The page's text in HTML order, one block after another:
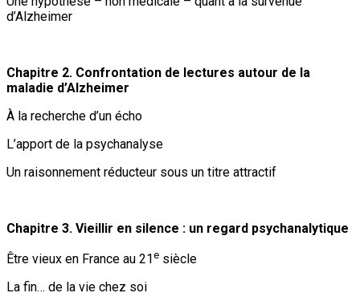
d’Alzheimer
Chapitre 2. Confrontation de lectures autour de la
maladie d’Alzheimer
À la recherche d’un écho
L’apport de la psychanalyse
Un raisonnement réducteur sous un titre attractif
Chapitre 3. Vieillir en silence : un regard psychanalytique
Être vieux en France au 21 e siècle
La fin… de la vie chez soi